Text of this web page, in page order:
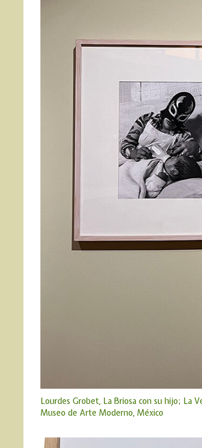
Lourdes Grobet, La Briosa con su hijo; La
Museo de Arte Moderno, México